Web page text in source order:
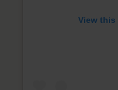
View this